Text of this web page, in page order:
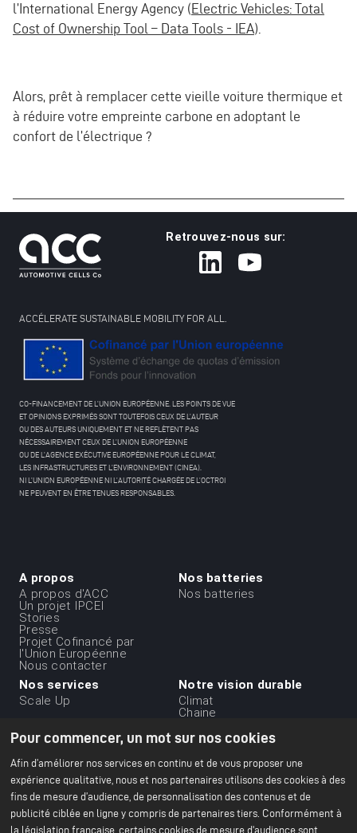
Pour commencer, un mot sur nos cookies
Afin d’améliorer nos services en continu et de vous proposer une
expérience qualitative, nous et nos partenaires utilisons des cookies à des
fins de mesure d’audience, de personnalisation des contenus et de
publicité ciblée en ligne y compris de partenaires tiers. Conformément à
la législation française, certains cookies de mesure d'audience sont
l’International Energy Agency (Electric Vehicles: Total
Cost of Ownership Tool – Data Tools - IEA).
Alors, prêt à remplacer cette vieille voiture thermique et
à réduire votre empreinte carbone en adoptant le
confort de l’électrique ?
Retrouvez-nous sur:
ACCÉLERATE SUSTAINABLE MOBILITY FOR ALL.
CO-FINANCEMENT DE L’UNION EUROPÉENNE. LES POINTS DE VUE
ET OPINIONS EXPRIMÉS SONT TOUTEFOIS CEUX DE L’AUTEUR
OU DES AUTEURS UNIQUEMENT ET NE REFLÈTENT PAS
NÉCESSAIREMENT CEUX DE L’UNION EUROPÉENNE
OU DE L’AGENCE EXÉCUTIVE EUROPÉENNE POUR LE CLIMAT,
LES INFRASTRUCTURES ET L’ENVIRONNEMENT (CINEA).
NI L’UNION EUROPÉENNE NI L’AUTORITÉ CHARGÉE DE L’OCTROI
NE PEUVENT EN ÊTRE TENUES RESPONSABLES.
Menu
du
footer
-
1ere
ligne
A propos
A propos d'ACC
Un projet IPCEI
Stories
Presse
Projet Cofinancé par
l'Union Européenne
Nous contacter
Nos batteries
Nos batteries
Nos services
Scale Up
Notre vision durable
Climat
Chaine
durable
des affaires
Environnement
Notre rapport RSE 2024
Nos établissements
Ressources